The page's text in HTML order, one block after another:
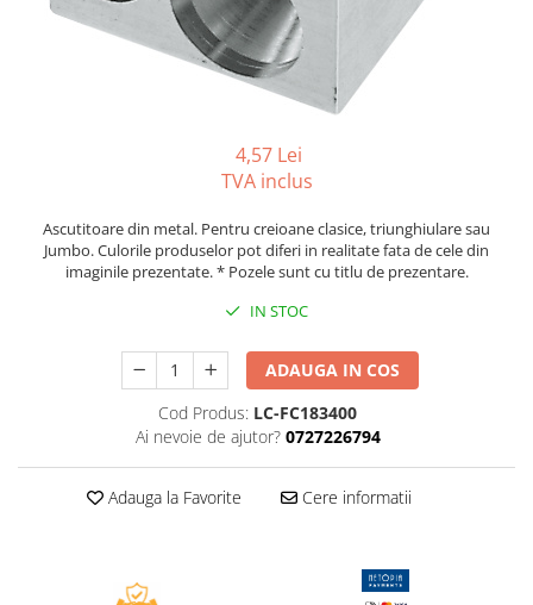
Tipizate autocopiative
Tipizate autocopiative
Indigo si hartie carbon
Caiete pentru birou
Produse si rechizite scolare
Caiete si produse din hartie
Caiete A4
Caiete si blocuri pentru desen
Hartie creponata
4,57 Lei
TVA inclus
Ascutitoare din metal. Pentru creioane clasice, triunghiulare sau
Jumbo. Culorile produselor pot diferi in realitate fata de cele din
imaginile prezentate. * Pozele sunt cu titlu de prezentare.
IN STOC
ADAUGA IN COS
Cod Produs: LC-FC183400
Ai nevoie de ajutor? 0727226794
Adauga la Favorite Cere informatii